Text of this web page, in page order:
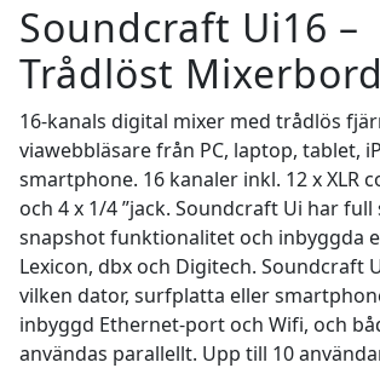
Soundcraft Ui16 –
Trådlöst Mixerbord
16-kanals digital mixer med trådlös
viawebbläsare från PC, laptop, tablet,
smartphone. 16 kanaler inkl. 12 x XLR
och 4 x 1/4 ”jack. Soundcraft Ui har
snapshot funktionalitet och inbyggda
Lexicon, dbx och Digitech. Soundcraft
vilken dator, surfplatta eller
inbyggd Ethernet-port och Wifi, och
användas parallellt. Upp till 10